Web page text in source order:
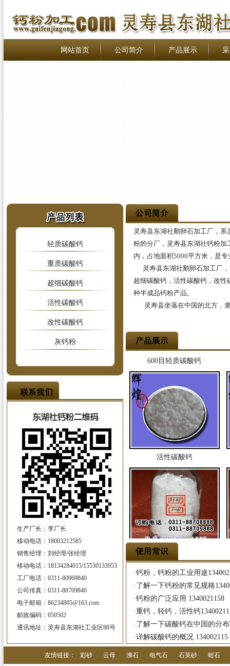
网站首页 公司简介 产品展示
轻质碳酸钙
重质碳酸钙
超细碳酸钙
活性碳酸钙
改性碳酸钙
灰钙粉
生产厂长：李厂长
移动电话：18003212585
销售经理：刘经理/张经理
移动电话：18134284015/15530133953
工厂电话：0311-80969840
公司传真：0311-88709840
电子邮箱：86234885@163.com
邮政编码：050502
通讯地址：灵寿县东湖社工业区88号
灵寿县东湖社鹅卵石加工厂 ，
粉的分厂，灵寿县东湖社钙粉
内，占地面积5000平方米，是
灵寿县东湖社鹅卵石加工厂
超细碳酸钙，活性碳酸钙，改
种半成品钙粉产品。
灵寿县坐落在中国的北方，
600目轻质碳酸钙
活性碳酸钙
600目轻质碳酸钙
活性碳酸钙
·钙粉，钙粉的工业用途
· 了解一下钙粉的常见规格
·钙粉的广泛应用 1340021158
·重钙，轻钙，活性钙
· 了解一下碳酸钙在中国的分
·详解碳酸钙的概况 134002115
友情链接： 彩砂 云母 沸石 电气石 石英砂 蛭石